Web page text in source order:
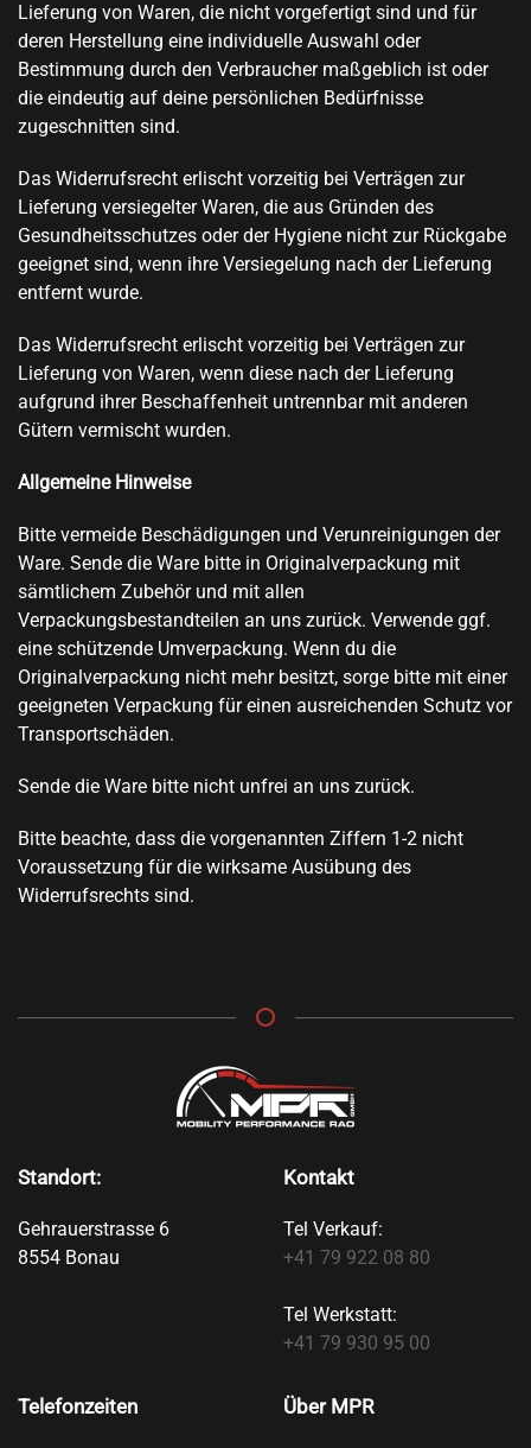
Lieferung von Waren, die nicht vorgefertigt sind und für
deren Herstellung eine individuelle Auswahl oder
Bestimmung durch den Verbraucher maßgeblich ist oder
die eindeutig auf deine persönlichen Bedürfnisse
zugeschnitten sind.
Das Widerrufsrecht erlischt vorzeitig bei Verträgen zur
Lieferung versiegelter Waren, die aus Gründen des
Gesundheitsschutzes oder der Hygiene nicht zur Rückgabe
geeignet sind, wenn ihre Versiegelung nach der Lieferung
entfernt wurde.
Das Widerrufsrecht erlischt vorzeitig bei Verträgen zur
Lieferung von Waren, wenn diese nach der Lieferung
aufgrund ihrer Beschaffenheit untrennbar mit anderen
Gütern vermischt wurden.
Allgemeine Hinweise
Bitte vermeide Beschädigungen und Verunreinigungen der
Ware. Sende die Ware bitte in Originalverpackung mit
sämtlichem Zubehör und mit allen
Verpackungsbestandteilen an uns zurück. Verwende ggf.
eine schützende Umverpackung. Wenn du die
Originalverpackung nicht mehr besitzt, sorge bitte mit einer
geeigneten Verpackung für einen ausreichenden Schutz vor
Transportschäden.
Sende die Ware bitte nicht unfrei an uns zurück.
Bitte beachte, dass die vorgenannten Ziffern 1-2 nicht
Voraussetzung für die wirksame Ausübung des
Widerrufsrechts sind.
Standort:
Gehrauerstrasse 6
8554 Bonau
Kontakt
Tel Verkauf:
+41 79 922 08 80
Tel Werkstatt:
+41 79 930 95 00
Telefonzeiten Über MPR